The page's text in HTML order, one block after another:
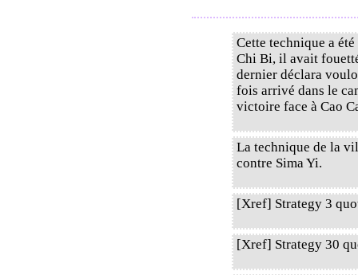
Cette technique a
Chi Bi, il avait
dernier déclara
fois arrivé dans le
victoire face à Cao
La technique de la
contre Sima Yi.
[Xref] Strategy 3
[Xref] Strategy 30